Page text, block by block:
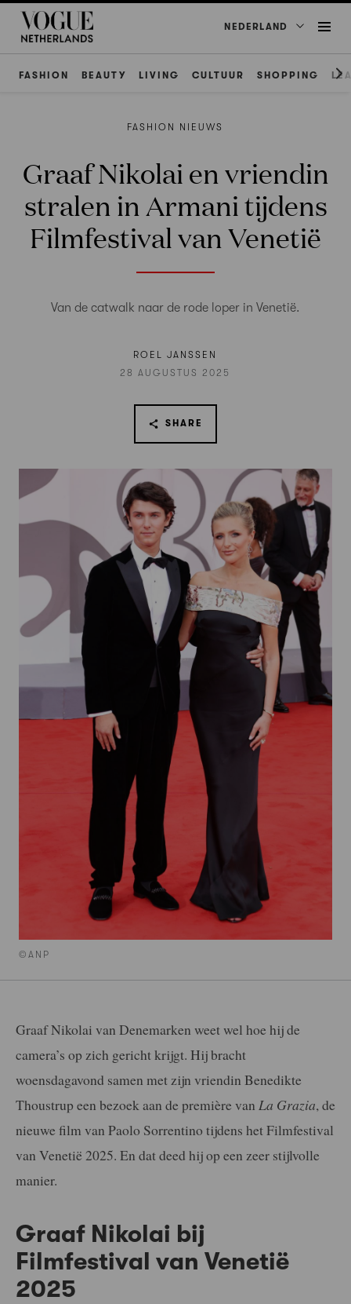
NEDERLAND
FASHION BEAUTY LIVING CULTUUR SHOPPING
©ANP
FASHION NIEUWS
Graaf Nikolai en vriendin
stralen in Armani tijdens
Filmfestival van Venetië
Van de catwalk naar de rode loper in Venetië.
ROEL JANSSEN
28 AUGUSTUS 2025
SHARE
Graaf Nikolai van Denemarken weet wel hoe hij de
camera’s op zich gericht krijgt. Hij bracht
woensdagavond samen met zijn vriendin Benedikte
Thoustrup een bezoek aan de première van La Grazia, de
nieuwe film van Paolo Sorrentino tijdens het Filmfestival
van Venetië 2025. En dat deed hij op een zeer stijlvolle
manier.
Graaf Nikolai bij
Filmfestival van Venetië
2025